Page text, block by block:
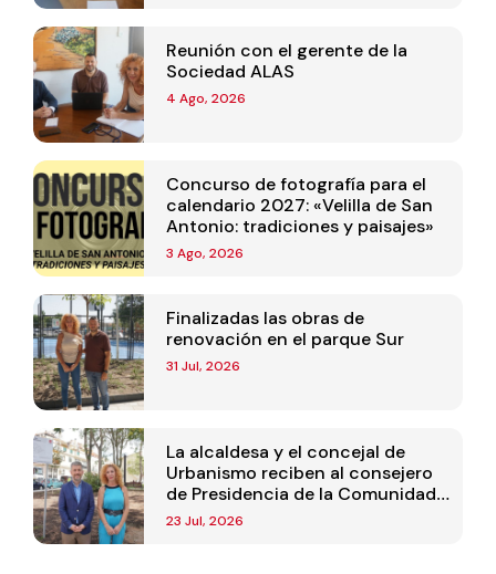
Reunión con el gerente de la
Sociedad ALAS
4 Ago, 2026
Concurso de fotografía para el
calendario 2027: «Velilla de San
Antonio: tradiciones y paisajes»
3 Ago, 2026
Finalizadas las obras de
renovación en el parque Sur
31 Jul, 2026
La alcaldesa y el concejal de
Urbanismo reciben al consejero
de Presidencia de la Comunidad
de Madrid
23 Jul, 2026